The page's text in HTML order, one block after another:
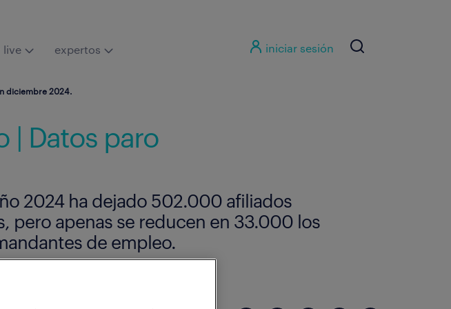
live expertos iniciar sesión
diciembre 2024.
| Datos paro
2024 ha dejado 502.000 afiliados
pero apenas se reducen en 33.000 los
de empleo.